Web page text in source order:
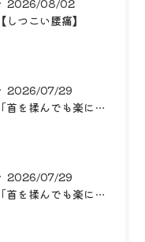
2026/08/02
【しつこい腰痛】
2026/07/29
「首を揉んでも楽になるのはその場だけ…」
2026/07/29
「首を揉んでも楽になるのはその場だけ…」